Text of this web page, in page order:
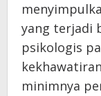
yang terjadi
psikologis
minimnya